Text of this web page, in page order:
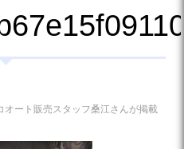
ート販売スタッフ桑江さんが掲載